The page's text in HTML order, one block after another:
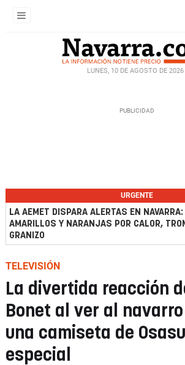
LUNES, 10 DE AGOSTO DE 2026
URGENTE
LA AEMET DISPARA ALERTAS EN
AMARILLOS Y NARANJAS POR CALOR,
GRANIZO
TELEVISIÓN
La divertida reacción
Bonet al ver al
una camiseta de
especial